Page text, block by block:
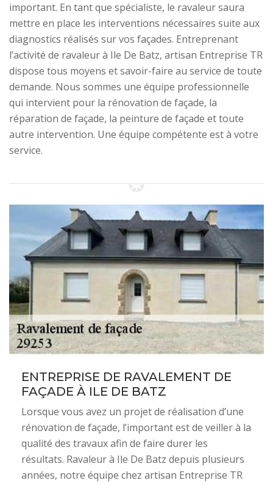
important. En tant que spécialiste, le ravaleur saura
mettre en place les interventions nécessaires suite aux
diagnostics réalisés sur vos façades. Entreprenant
l’activité de ravaleur à Ile De Batz, artisan Entreprise TR
dispose tous moyens et savoir-faire au service de toute
demande. Nous sommes une équipe professionnelle
qui intervient pour la rénovation de façade, la
réparation de façade, la peinture de façade et toute
autre intervention. Une équipe compétente est à votre
service.
ENTREPRISE DE RAVALEMENT DE
FAÇADE À ILE DE BATZ
Lorsque vous avez un projet de réalisation d’une
rénovation de façade, l’important est de veiller à la
qualité des travaux afin de faire durer les
résultats. Ravaleur à Ile De Batz depuis plusieurs
années, notre équipe chez artisan Entreprise TR